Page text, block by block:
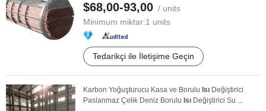
$68,00-93,00 / units
Minimum miktar:1 units
Tedarikçi ile İletişime Geçin
Karbon Yoğuşturucu Kasa ve Borulu Isı Değiştirici
Paslanmaz Çelik Deniz Borulu Isı Değiştirici Su ...